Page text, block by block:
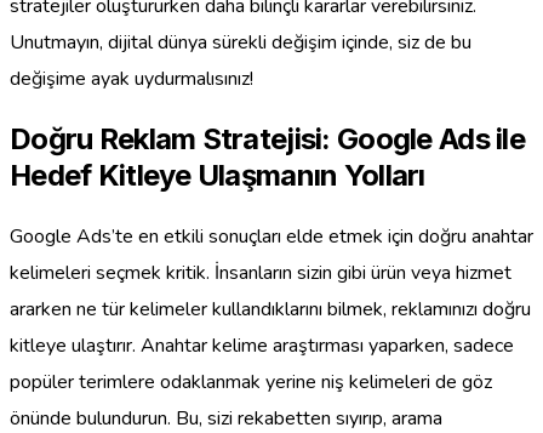
stratejiler oluştururken daha bilinçli kararlar verebilirsiniz.
Unutmayın, dijital dünya sürekli değişim içinde, siz de bu
değişime ayak uydurmalısınız!
Doğru Reklam Stratejisi: Google Ads ile
Hedef Kitleye Ulaşmanın Yolları
Google Ads’te en etkili sonuçları elde etmek için doğru anahtar
kelimeleri seçmek kritik. İnsanların sizin gibi ürün veya hizmet
ararken ne tür kelimeler kullandıklarını bilmek, reklamınızı doğru
kitleye ulaştırır. Anahtar kelime araştırması yaparken, sadece
popüler terimlere odaklanmak yerine niş kelimeleri de göz
önünde bulundurun. Bu, sizi rekabetten sıyırıp, arama